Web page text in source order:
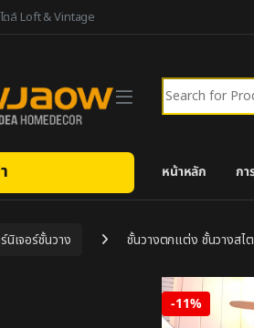
ล์ Loft & Vintage
Search for:
หน้าหลัก กา
นิเจอร์ชั้นวาง ชั้นวางตกแต่ง ชั้นวางสไ
-11%